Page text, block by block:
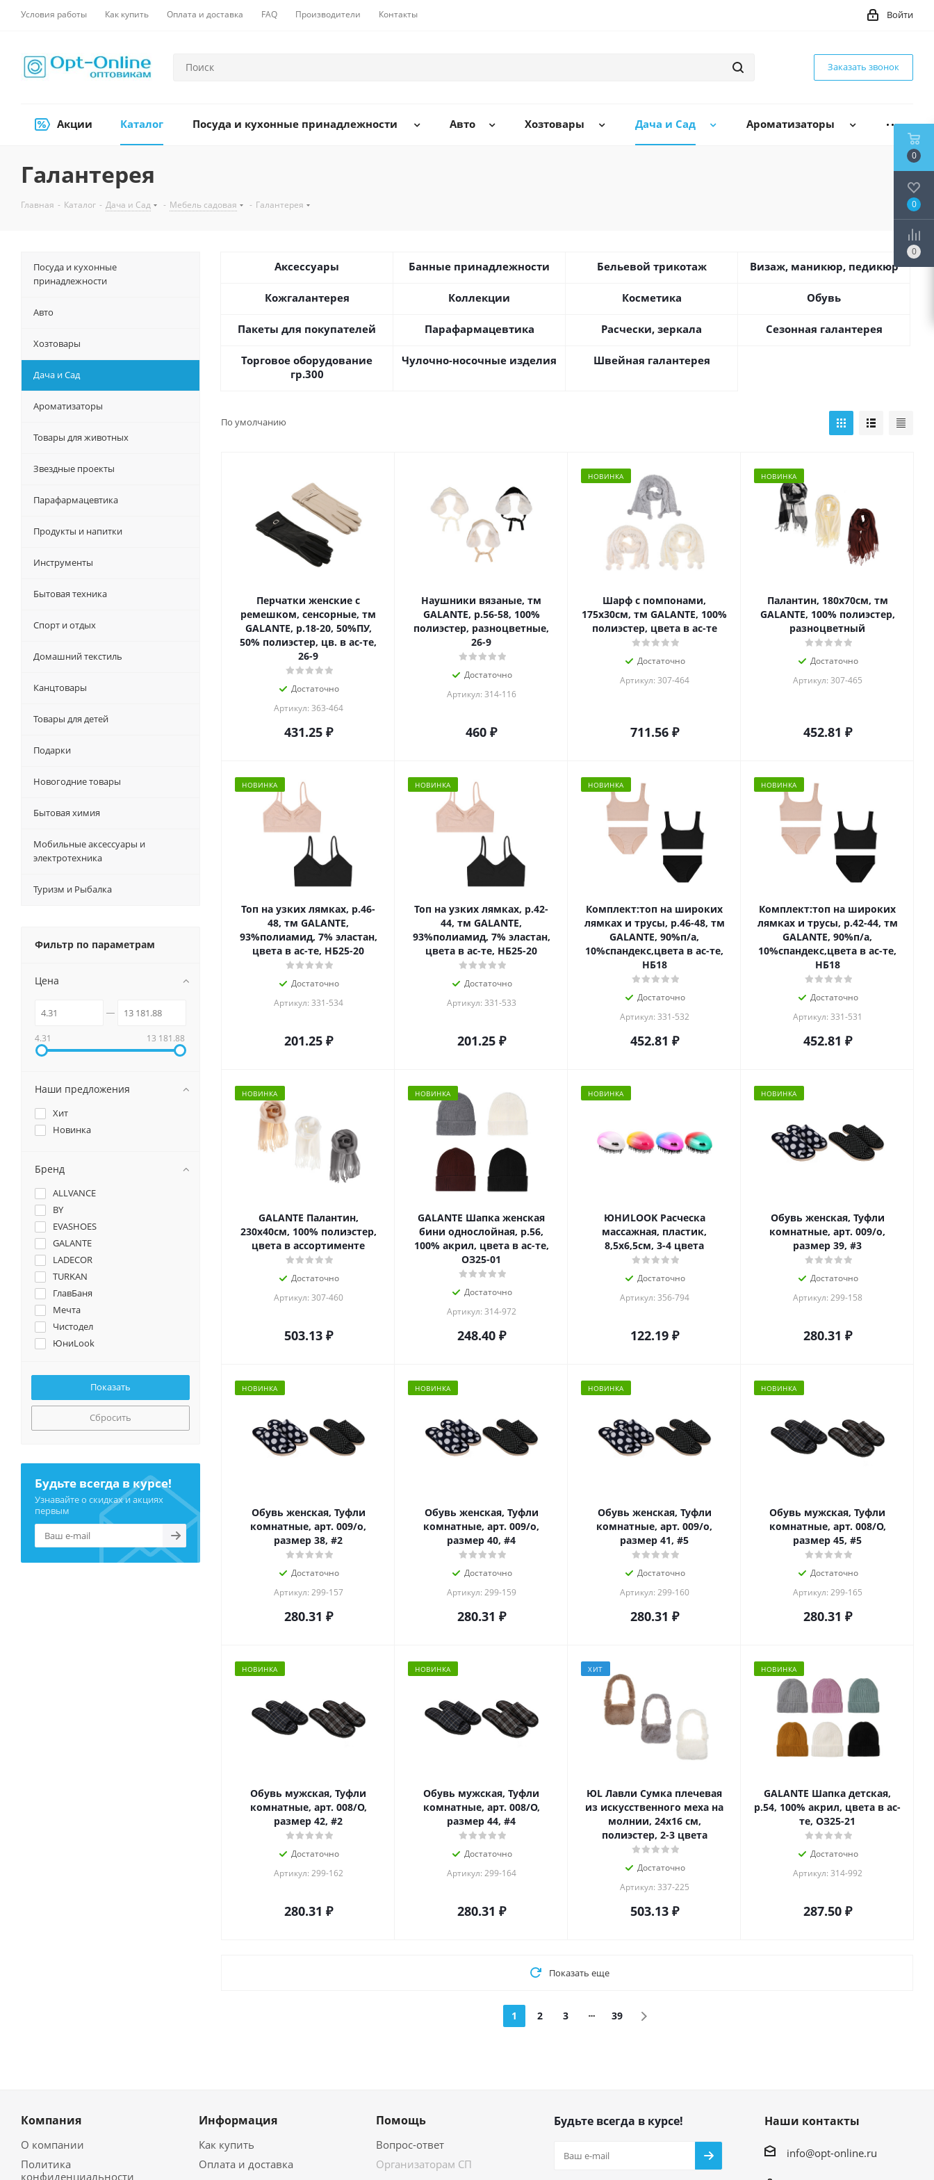
Условия работы Как купить Оплата и доставка FAQ Производители Контакты Войти
Заказать звонок
Акции Каталог Посуда и кухонные принадлежности Авто Хозтовары Дача и Сад Ароматизаторы
Галантерея
Главная - Каталог - Дача и Сад - Мебель садовая - Галантерея
Аксессуары Банные принадлежности Бельевой трикотаж Визаж, маникюр, педикюр
Кожгалантерея Коллекции Косметика Обувь
Пакеты для покупателей Парафармацевтика Расчески, зеркала Сезонная галантерея
Торговое оборудование
гр.300
Чулочно-носочные изделия Швейная галантерея
По умолчанию
Перчатки женские с
ремешком, сенсорные, тм
GALANTE, р.18-20, 50%ПУ,
50% полиэстер, цв. в ас-те,
26-9
Достаточно
Артикул: 363-464
431.25₽
Наушники вязаные, тм
GALANTE, р.56-58, 100%
полиэстер, разноцветные,
26-9
Достаточно
Артикул: 314-116
460 ₽
НОВИНКА
Шарф с помпонами,
175x30см, тм GALANTE, 100%
полиэстер, цвета в ас-те
Достаточно
Артикул: 307-464
711.56₽
НОВИНКА
Палантин, 180x70см, тм
GALANTE, 100% полиэстер,
разноцветный
Достаточно
Артикул: 307-465
452.81 ₽
НОВИНКА
Топ на узких лямках, р.46-
48, тм GALANTE,
93%полиамид, 7% эластан,
цвета в ас-те, НБ25-20
Достаточно
Артикул: 331-534
201.25₽
НОВИНКА
Топ на узких лямках, р.42-
44, тм GALANTE,
93%полиамид, 7% эластан,
цвета в ас-те, НБ25-20
Достаточно
Артикул: 331-533
201.25₽
НОВИНКА
Комплект:топ на широких
лямках и трусы, р.46-48, тм
GALANTE, 90%п/а,
10%спандекс,цвета в ас-те,
НБ18
Достаточно
Артикул: 331-532
452.81 ₽
НОВИНКА
Комплект:топ на широких
лямках и трусы, р.42-44, тм
GALANTE, 90%п/а,
10%спандекс,цвета в ас-те,
НБ18
Достаточно
Артикул: 331-531
452.81 ₽
НОВИНКА
GALANTE Палантин,
230x40см, 100% полиэстер,
цвета в ассортименте
Достаточно
Артикул: 307-460
503.13₽
НОВИНКА
GALANTE Шапка женская
бини однослойная, р.56,
100% акрил, цвета в ас-те,
ОЗ25-01
Достаточно
Артикул: 314-972
248.40₽
НОВИНКА
ЮНИLOOK Расческа
массажная, пластик,
8,5х6,5см, 3-4 цвета
Достаточно
Артикул: 356-794
122.19₽
НОВИНКА
Обувь женская, Туфли
комнатные, арт. 009/о,
размер 39, #3
Достаточно
Артикул: 299-158
280.31 ₽
НОВИНКА
Обувь женская, Туфли
комнатные, арт. 009/о,
размер 38, #2
Достаточно
Артикул: 299-157
280.31 ₽
НОВИНКА
Обувь женская, Туфли
комнатные, арт. 009/о,
размер 40, #4
Достаточно
Артикул: 299-159
280.31 ₽
НОВИНКА
Обувь женская, Туфли
комнатные, арт. 009/о,
размер 41, #5
Достаточно
Артикул: 299-160
280.31 ₽
НОВИНКА
Обувь мужская, Туфли
комнатные, арт. 008/О,
размер 45, #5
Достаточно
Артикул: 299-165
280.31 ₽
НОВИНКА
Обувь мужская, Туфли
комнатные, арт. 008/О,
размер 42, #2
Достаточно
Артикул: 299-162
280.31 ₽
НОВИНКА
Обувь мужская, Туфли
комнатные, арт. 008/О,
размер 44, #4
Достаточно
Артикул: 299-164
280.31 ₽
ХИТ
ЮL Лавли Сумка плечевая
из искусственного меха на
молнии, 24x16 см,
полиэстер, 2-3 цвета
Достаточно
Артикул: 337-225
503.13₽
НОВИНКА
GALANTE Шапка детская,
р.54, 100% акрил, цвета в ас-
те, ОЗ25-21
Достаточно
Артикул: 314-992
287.50₽
Показать еще
1 2 3 39
Посуда и кухонные
принадлежности
Авто
Хозтовары
Дача и Сад
Ароматизаторы
Товары для животных
Звездные проекты
Парафармацевтика
Продукты и напитки
Инструменты
Бытовая техника
Спорт и отдых
Домашний текстиль
Канцтовары
Товары для детей
Подарки
Новогодние товары
Бытовая химия
Мобильные аксессуары и
электротехника
Туризм и Рыбалка
Фильтр по параметрам
Цена
4.31 13 181.88
Наши предложения
Хит
Новинка
Бренд
ALLVANCE
BY
EVASHOES
GALANTE
LADECOR
TURKAN
ГлавБаня
Мечта
Чистодел
ЮниLook
Сбросить
Будьте всегда в курсе!
Узнавайте о скидках и акциях
первым
Компания
О компании
Политика
конфиденциальности
Информация
Как купить
Оплата и доставка
Помощь
Вопрос-ответ
Организаторам СП
Будьте всегда в курсе! Наши контакты
info@opt-online.ru
0
0
0